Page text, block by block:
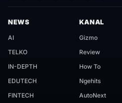
NEWS
AI
TELKO
IN-DEPTH
EDUTECH
FINTECH
KANAL
Gizmo
Review
How To
Ngehits
AutoNext